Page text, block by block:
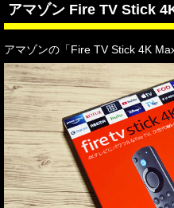
アマゾン Fire TV Stick
アマゾンの「Fire TV Stick 4K